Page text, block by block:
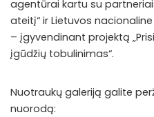
agentūrai kartu su
ateitį“ ir Lietuvos
– įgyvendinant projektą
įgūdžių tobulinimas“.
Nuotraukų galeriją galite
nuorodą: